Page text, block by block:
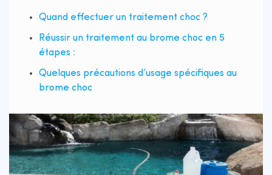
Quand effectuer un traitement choc ?
Réussir un traitement au brome choc en 5
étapes :
Quelques précautions d’usage spécifiques au
brome choc